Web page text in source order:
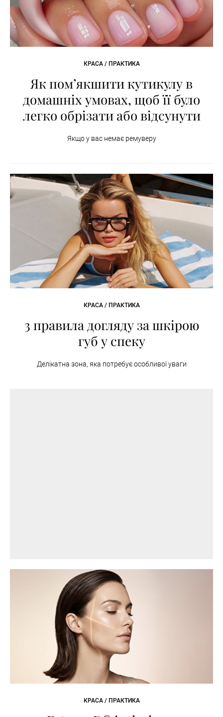
КРАСА / ПРАКТИКА
Як пом’якшити кутикулу в
домашніх умовах, щоб її було
легко обрізати або відсунути
Якщо у вас немає ремуверу
КРАСА / ПРАКТИКА
3 правила догляду за шкірою
губ у спеку
Делікатна зона, яка потребує особливої уваги
КРАСА / ПРАКТИКА